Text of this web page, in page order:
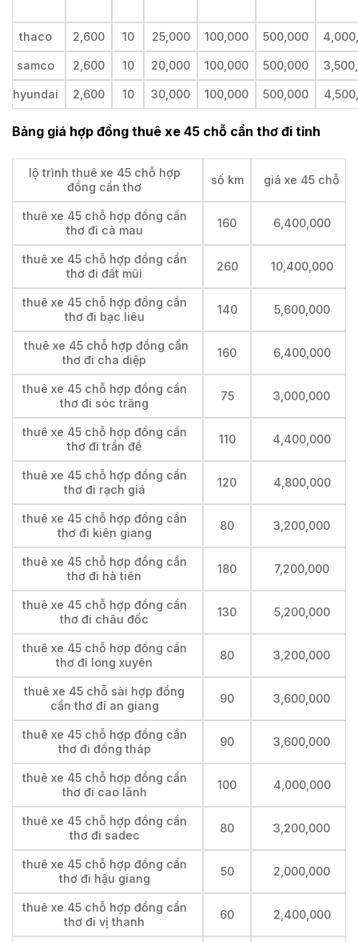
thaco 2,600 10 25,000 100,000 500,000
samco 2,600 10 20,000 100,000 500,000
hyundai 2,600 10 30,000 100,000 500,000
Bảng giá hợp đồng thuê xe 45 chỗ cần thơ đi tỉnh
lộ trình thuê xe 45 chỗ hợp
đồng cần thơ
số km giá xe 45 chỗ
thuê xe 45 chỗ hợp đồng cần
thơ đi cà mau
160 6,400,000
thuê xe 45 chỗ hợp đồng cần
thơ đi đất mũi
260 10,400,000
thuê xe 45 chỗ hợp đồng cần
thơ đi bạc liêu
140 5,600,000
thuê xe 45 chỗ hợp đồng cần
thơ đi cha diệp
160 6,400,000
thuê xe 45 chỗ hợp đồng cần
thơ đi sóc trăng
75 3,000,000
thuê xe 45 chỗ hợp đồng cần
thơ đi trần đề
110 4,400,000
thuê xe 45 chỗ hợp đồng cần
thơ đi rạch giá
120 4,800,000
thuê xe 45 chỗ hợp đồng cần
thơ đi kiên giang
80 3,200,000
thuê xe 45 chỗ hợp đồng cần
thơ đi hà tiên
180 7,200,000
thuê xe 45 chỗ hợp đồng cần
thơ đi châu đốc
130 5,200,000
thuê xe 45 chỗ hợp đồng cần
thơ đi long xuyên
80 3,200,000
thuê xe 45 chỗ sài hợp đồng
cần thơ đi an giang
90 3,600,000
thuê xe 45 chỗ hợp đồng cần
thơ đi đồng tháp
90 3,600,000
thuê xe 45 chỗ hợp đồng cần
thơ đi cao lãnh
100 4,000,000
thuê xe 45 chỗ hợp đồng cần
thơ đi sadec
80 3,200,000
thuê xe 45 chỗ hợp đồng cần
thơ đi hậu giang
50 2,000,000
thuê xe 45 chỗ hợp đồng cần
thơ đi vị thanh
60 2,400,000